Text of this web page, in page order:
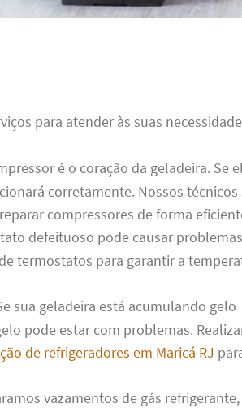
para atender às suas
é o coração da geladeira. Se
corretamente. Nossos técnicos
compressores de forma
defeituoso pode causar
termostatos para garantir a
sua geladeira está acumulando gelo
pode estar com problemas.
de refrigeradores em Maricá RJ
vazamentos de gás